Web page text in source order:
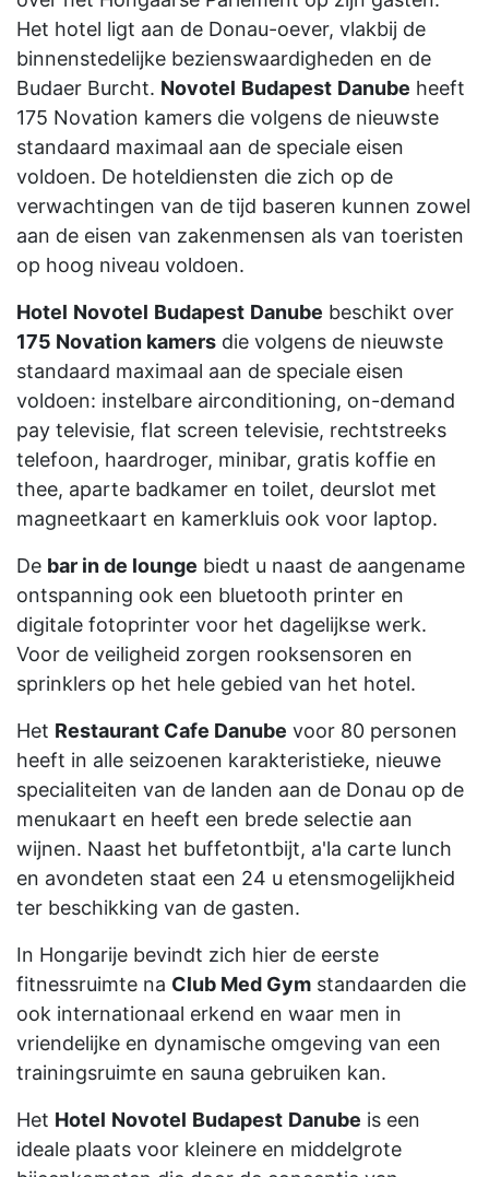
Het hotel ligt aan de Donau-oever, vlakbij de
binnenstedelijke bezienswaardigheden en de
Budaer Burcht. Novotel Budapest Danube heeft
175 Novation kamers die volgens de nieuwste
standaard maximaal aan de speciale eisen
voldoen. De hoteldiensten die zich op de
verwachtingen van de tijd baseren kunnen zowel
aan de eisen van zakenmensen als van toeristen
op hoog niveau voldoen.
Hotel Novotel Budapest Danube beschikt over
175 Novation kamers die volgens de nieuwste
standaard maximaal aan de speciale eisen
voldoen: instelbare airconditioning, on-demand
pay televisie, flat screen televisie, rechtstreeks
telefoon, haardroger, minibar, gratis koffie en
thee, aparte badkamer en toilet, deurslot met
magneetkaart en kamerkluis ook voor laptop.
De bar in de lounge biedt u naast de aangename
ontspanning ook een bluetooth printer en
digitale fotoprinter voor het dagelijkse werk.
Voor de veiligheid zorgen rooksensoren en
sprinklers op het hele gebied van het hotel.
Het Restaurant Cafe Danube voor 80 personen
heeft in alle seizoenen karakteristieke, nieuwe
specialiteiten van de landen aan de Donau op de
menukaart en heeft een brede selectie aan
wijnen. Naast het buffetontbijt, a'la carte lunch
en avondeten staat een 24 u etensmogelijkheid
ter beschikking van de gasten.
In Hongarije bevindt zich hier de eerste
fitnessruimte na Club Med Gym standaarden die
ook internationaal erkend en waar men in
vriendelijke en dynamische omgeving van een
trainingsruimte en sauna gebruiken kan.
Het Hotel Novotel Budapest Danube is een
ideale plaats voor kleinere en middelgrote